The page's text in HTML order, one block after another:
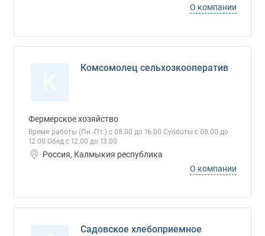
О компании
Комсомолец сельхозкооператив
Фермерское хозяйство
Время работы (Пн.-Пт.) с 08.00 до 16.00 Субботы с 08.00 до
12.00 Обед с 12.00 до 13.00
Россия, Калмыкия республика
О компании
Садовское хлебоприемное